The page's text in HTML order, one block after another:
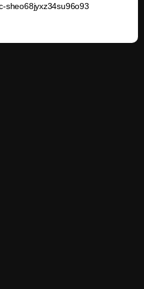
sheo68jyxz34su96o93